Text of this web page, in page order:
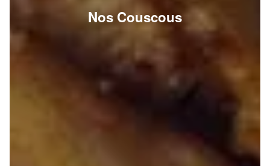
Nos Couscous